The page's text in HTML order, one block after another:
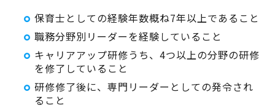
保育士としての経験年数概ね7年以上であること
職務分野別リーダーを経験していること
キャリアアップ研修うち、4つ以上の分野の研修
を修了していること
研修修了後に、専門リーダーとしての発令され
ること